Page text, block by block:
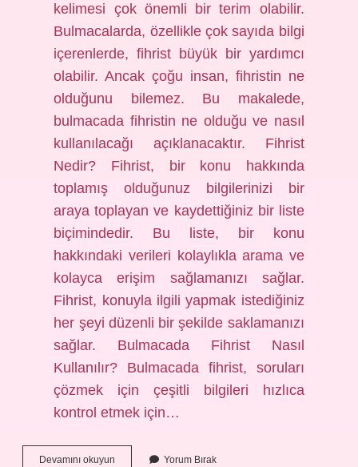
kelimesi çok önemli bir terim olabilir.
Bulmacalarda, özellikle çok sayıda bilgi
içerenlerde, fihrist büyük bir yardımcı
olabilir. Ancak çoğu insan, fihristin ne
olduğunu bilemez. Bu makalede,
bulmacada fihristin ne olduğu ve nasıl
kullanılacağı açıklanacaktır. Fihrist
Nedir? Fihrist, bir konu hakkında
toplamış olduğunuz bilgilerinizi bir
araya toplayan ve kaydettiğiniz bir liste
biçimindedir. Bu liste, bir konu
hakkındaki verileri kolaylıkla arama ve
kolayca erişim sağlamanızı sağlar.
Fihrist, konuyla ilgili yapmak istediğiniz
her şeyi düzenli bir şekilde saklamanızı
sağlar. Bulmacada Fihrist Nasıl
Kullanılır? Bulmacada fihrist, soruları
çözmek için çeşitli bilgileri hızlıca
kontrol etmek için…
Devamını okuyun Bulmacada Yorum Bırak